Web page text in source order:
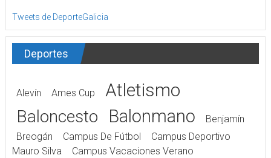
Tweets de DeporteGalicia
Deportes
Alevín Ames Cup Atletismo
Baloncesto Balonmano
Benjamín
Breogán
Campus De Fútbol
Campus Deportivo
Mauro Silva
Campus Vacaciones Verano